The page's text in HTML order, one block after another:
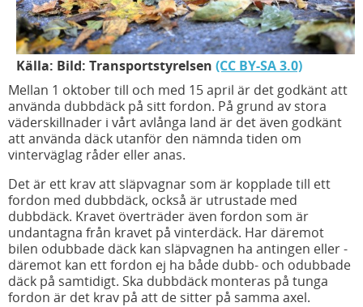
Källa: Bild: Transportstyrelsen (CC BY-SA 3.0)
Mellan 1 oktober till och med 15 april är det godkänt att
använda dubbdäck på sitt fordon. På grund av stora
väderskillnader i vårt avlånga land är det även godkänt
att använda däck utanför den nämnda tiden om
vinterväglag råder eller anas.
Det är ett krav att släpvagnar som är kopplade till ett
fordon med dubbdäck, också är utrustade med
dubbdäck. Kravet överträder även fordon som är
undantagna från kravet på vinterdäck. Har däremot
bilen odubbade däck kan släpvagnen ha antingen eller -
däremot kan ett fordon ej ha både dubb- och odubbade
däck på samtidigt. Ska dubbdäck monteras på tunga
fordon är det krav på att de sitter på samma axel.